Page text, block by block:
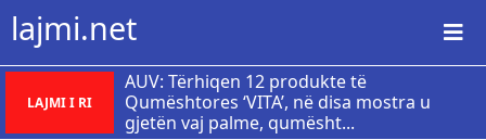
lajmi.net
LAJMI I RI
AUV: Tërhiqen 12 produkte të
Qumështores ‘VITA’, në disa mostra u
gjetën vaj palme, qumësht...